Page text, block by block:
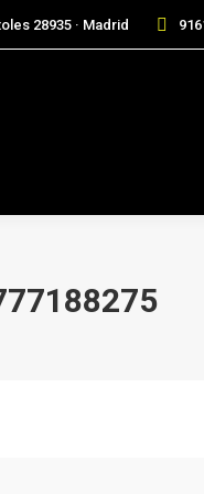
28935 · Madrid